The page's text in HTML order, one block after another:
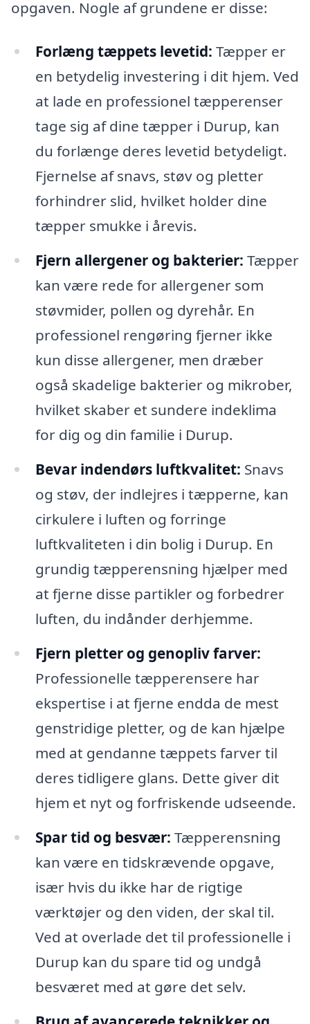
opgaven. Nogle af grundene er disse:
Forlæng tæppets levetid: Tæpper er
en betydelig investering i dit hjem. Ved
at lade en professionel tæpperenser
tage sig af dine tæpper i Durup, kan
du forlænge deres levetid betydeligt.
Fjernelse af snavs, støv og pletter
forhindrer slid, hvilket holder dine
tæpper smukke i årevis.
Fjern allergener og bakterier: Tæpper
kan være rede for allergener som
støvmider, pollen og dyrehår. En
professionel rengøring fjerner ikke
kun disse allergener, men dræber
også skadelige bakterier og mikrober,
hvilket skaber et sundere indeklima
for dig og din familie i Durup.
Bevar indendørs luftkvalitet: Snavs
og støv, der indlejres i tæpperne, kan
cirkulere i luften og forringe
luftkvaliteten i din bolig i Durup. En
grundig tæpperensning hjælper med
at fjerne disse partikler og forbedrer
luften, du indånder derhjemme.
Fjern pletter og genopliv farver:
Professionelle tæpperensere har
ekspertise i at fjerne endda de mest
genstridige pletter, og de kan hjælpe
med at gendanne tæppets farver til
deres tidligere glans. Dette giver dit
hjem et nyt og forfriskende udseende.
Spar tid og besvær: Tæpperensning
kan være en tidskrævende opgave,
især hvis du ikke har de rigtige
værktøjer og den viden, der skal til.
Ved at overlade det til professionelle i
Durup kan du spare tid og undgå
besværet med at gøre det selv.